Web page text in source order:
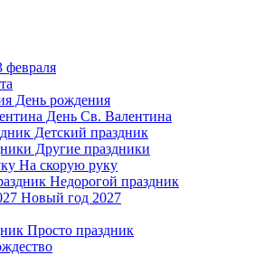
февраля
День рождения
День Св. Валентина
Детский праздник
Другие праздники
На скорую руку
Недорогой праздник
Новый год 2027
Просто праздник